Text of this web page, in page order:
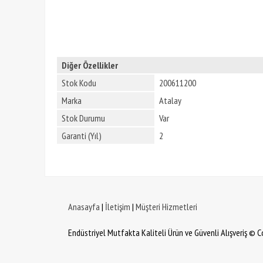
Diğer Özellikler
Stok Kodu
200611200
Marka
Atalay
Stok Durumu
Var
Garanti (Yıl)
2
Anasayfa | İletişim | Müşteri Hizmetleri
Endüstriyel Mutfakta Kaliteli Ürün ve Güvenli Alışveriş ©